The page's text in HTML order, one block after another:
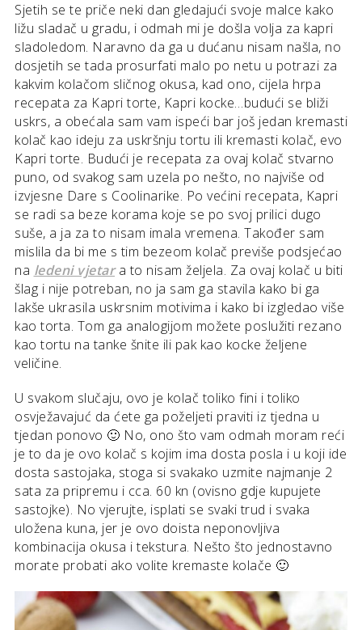
Sjetih se te priče neki dan gledajući svoje malce kako
ližu sladač u gradu, i odmah mi je došla volja za kapri
sladoledom. Naravno da ga u dućanu nisam našla, no
dosjetih se tada prosurfati malo po netu u potrazi za
kakvim kolačom sličnog okusa, kad ono, cijela hrpa
recepata za Kapri torte, Kapri kocke…budući se bliži
uskrs, a obećala sam vam ispeći bar još jedan kremasti
kolač kao ideju za uskršnju tortu ili kremasti kolač, evo
Kapri torte. Budući je recepata za ovaj kolač stvarno
puno, od svakog sam uzela po nešto, no najviše od
izvjesne Dare s Coolinarike. Po većini recepata, Kapri
se radi sa beze korama koje se po svoj prilici dugo
suše, a ja za to nisam imala vremena. Također sam
mislila da bi me s tim bezeom kolač previše podsjećao
na ledeni vjetara to nisam željela. Za ovaj kolač u biti
šlag i nije potreban, no ja sam ga stavila kako bi ga
lakše ukrasila uskrsnim motivima i kako bi izgledao više
kao torta. Tom ga analogijom možete poslužiti rezano
kao tortu na tanke šnite ili pak kao kocke željene
veličine.
U svakom slučaju, ovo je kolač toliko fini i toliko
osvježavajuć da ćete ga poželjeti praviti iz tjedna u
tjedan ponovo 🙂 No, ono što vam odmah moram reći
je to da je ovo kolač s kojim ima dosta posla i u koji ide
dosta sastojaka, stoga si svakako uzmite najmanje 2
sata za pripremu i cca. 60 kn (ovisno gdje kupujete
sastojke). No vjerujte, isplati se svaki trud i svaka
uložena kuna, jer je ovo doista neponovljiva
kombinacija okusa i tekstura. Nešto što jednostavno
morate probati ako volite kremaste kolače 🙂